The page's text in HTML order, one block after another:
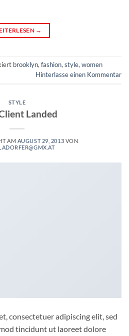
→
brooklyn,fashion,style,women
Hinterlasse einen Kommentar
STYLE
Landed
AM AUGUST 29, 2013 VON
consectetuer adipiscing elit, sed
tincidunt ut laoreet dolore